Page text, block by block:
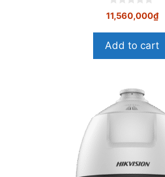
0
n
à
5
11,560,000₫
Add to cart